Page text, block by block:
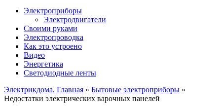
Электроприборы
Электродвигатели
Своими руками
Электропроводка
Как это устроено
Видео
Энергетика
Светодиодные ленты
Электрикдома. Главная » Бытовые электроприборы »
Недостатки электрических варочных панелей